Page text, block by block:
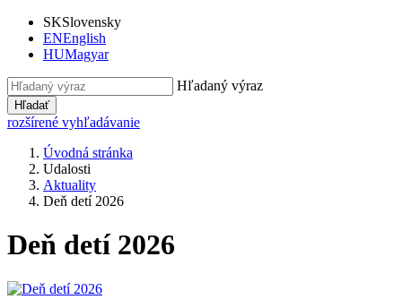
SKSlovensky
ENEnglish
HUMagyar
Hľadaný výraz
Hľadať
rozšírené vyhľadávanie
Úvodná stránka
Udalosti
Aktuality
Deň detí 2026
Deň detí 2026